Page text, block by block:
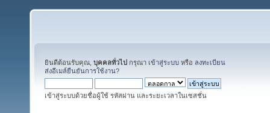
ยินดีต้อนรับคุณ, บุคคลทั่วไป กรุณา เข้าสู่ระบบ หรือ ลงทะเบียน
ส่งอีเมล์ยืนยันการใช้งาน?
เข้าสู่ระบบด้วยชื่อผู้ใช้ รหัสผ่าน และระยะเวลาในเซสชั่น